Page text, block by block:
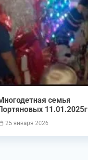
семья
11.01.2025г
25 января 2026